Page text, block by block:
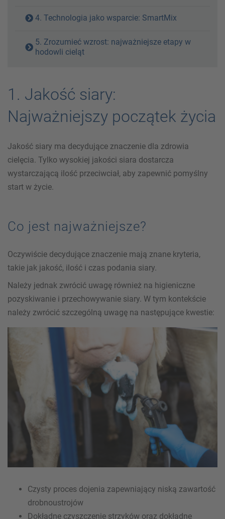
4. Technologia jako wsparcie: SmartMix
5. Zrozumieć wzrost: najważniejsze etapy w
hodowli cieląt
1. Jakość siary:
Najważniejszy początek życia
Jakość siary ma decydujące znaczenie dla zdrowia
cielęcia. Tylko wysokiej jakości siara dostarcza
wystarczającą ilość przeciwciał, aby zapewnić pomyślny
start w życie.
Co jest najważniejsze?
Oczywiście decydujące znaczenie mają znane kryteria,
takie jak jakość, ilość i czas podania siary.
Należy jednak zwrócić uwagę również na higieniczne
pozyskiwanie i przechowywanie siary. W tym kontekście
należy zwrócić szczególną uwagę na następujące kwestie:
Czysty proces dojenia zapewniający niską zawartość
drobnoustrojów
Dokładne czyszczenie strzyków oraz dokładne